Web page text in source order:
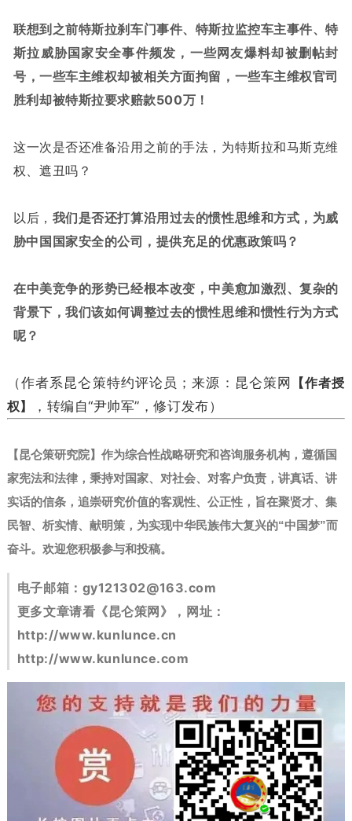
联想到之前特斯拉刹车门事件、特斯拉监控车主事件、特
斯拉威胁国家安全事件频发，一些网友爆料却被删帖封
号，一些车主维权却被相关方面拘留，一些车主维权官司
胜利却被特斯拉要求赔款500万！
这一次是否还准备沿用之前的手法，为特斯拉和马斯克维
权、遮丑吗？
以后， 我们是否还打算沿用过去的惯性思维和方式，为威
胁中国国家安全的公司，提供充足的优惠政策吗？
在中美竞争的形势已经根本改变，中美愈加激烈、复杂的
背景下，我们该如何调整过去的惯性思维和惯性行为方式
呢？
（作者系昆仑策特约评论员；来源：昆仑策网
【作者授
权】
，转编自“尹帅军”，修订发布）
【昆仑策研究院】作为综合性战略研究和咨询服务机构，遵循国
家宪法和法律，秉持对国家、对社会、对客户负责，讲真话、讲
实话的信条，追崇研究价值的客观性、公正性，旨在聚贤才、集
民智、析实情、献明策，为实现中华民族伟大复兴的“中国梦”而
奋斗。 欢迎您积极参与和投稿。
电子邮箱： gy121302@163.com
更多文章请看《昆仑策网》，网址：
http://www.kunlunce.cn
http://www.kunlunce.com